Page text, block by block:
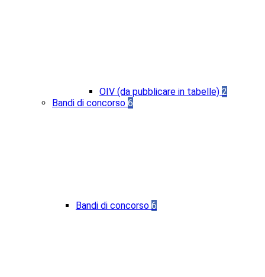
OIV (da pubblicare in tabelle) 2
Bandi di concorso 6
Bandi di concorso 6